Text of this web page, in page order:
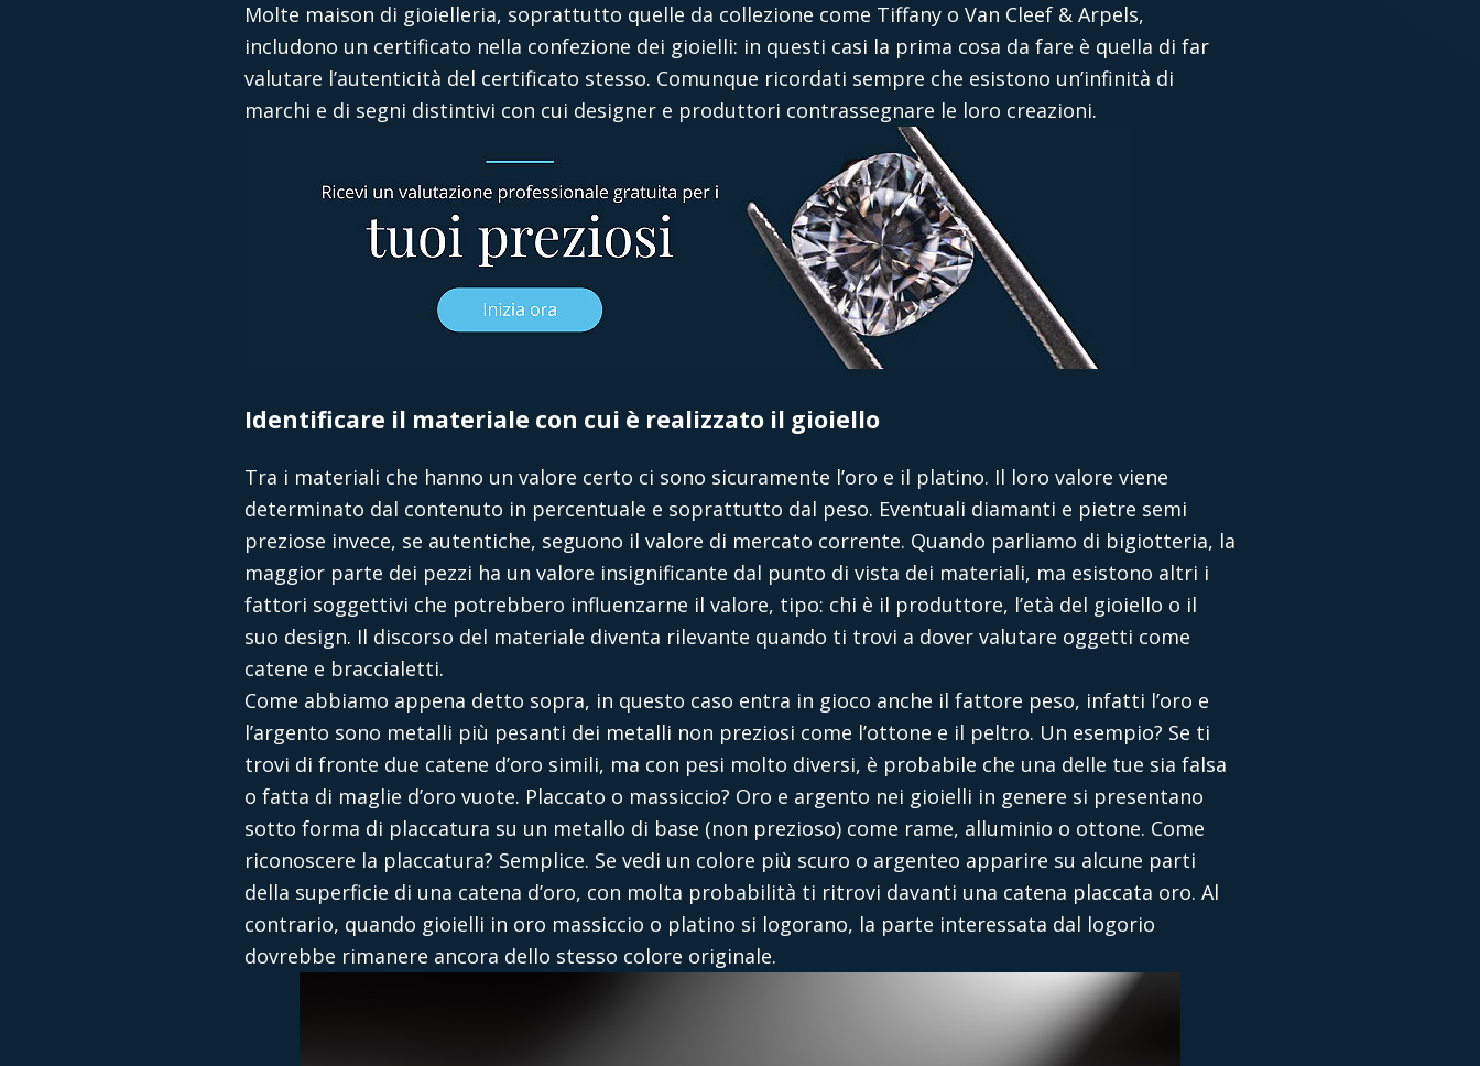
Molte maison di gioielleria, soprattutto quelle da collezione come Tiffany o Van Cleef & Arpels,
includono un certificato nella confezione dei gioielli: in questi casi la prima cosa da fare è quella di far
valutare l’autenticità del certificato stesso. Comunque ricordati sempre che esistono un’infinità di
marchi e di segni distintivi con cui designer e produttori contrassegnare le loro creazioni.
Identificare il materiale con cui è realizzato il gioiello
Tra i materiali che hanno un valore certo ci sono sicuramente l’oro e il platino. Il loro valore viene
determinato dal contenuto in percentuale e soprattutto dal peso. Eventuali diamanti e pietre semi
preziose invece, se autentiche, seguono il valore di mercato corrente. Quando parliamo di bigiotteria, la
maggior parte dei pezzi ha un valore insignificante dal punto di vista dei materiali, ma esistono altri i
fattori soggettivi che potrebbero influenzarne il valore, tipo: chi è il produttore, l’età del gioiello o il
suo design. Il discorso del materiale diventa rilevante quando ti trovi a dover valutare oggetti come
catene e braccialetti.
Come abbiamo appena detto sopra, in questo caso entra in gioco anche il fattore peso, infatti l’oro e
l’argento sono metalli più pesanti dei metalli non preziosi come l’ottone e il peltro. Un esempio? Se ti
trovi di fronte due catene d’oro simili, ma con pesi molto diversi, è probabile che una delle tue sia falsa
o fatta di maglie d’oro vuote. Placcato o massiccio? Oro e argento nei gioielli in genere si presentano
sotto forma di placcatura su un metallo di base (non prezioso) come rame, alluminio o ottone. Come
riconoscere la placcatura? Semplice. Se vedi un colore più scuro o argenteo apparire su alcune parti
della superficie di una catena d’oro, con molta probabilità ti ritrovi davanti una catena placcata oro. Al
contrario, quando gioielli in oro massiccio o platino si logorano, la parte interessata dal logorio
dovrebbe rimanere ancora dello stesso colore originale.